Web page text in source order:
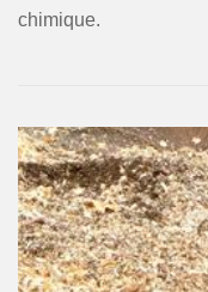
chimique.